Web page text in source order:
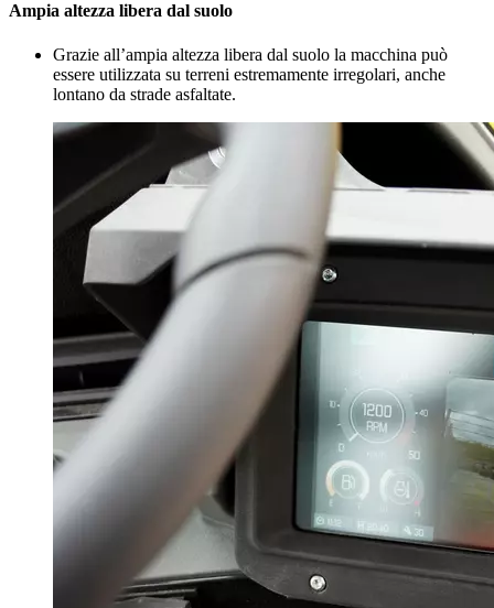
Ampia altezza libera dal suolo
Grazie all’ampia altezza libera dal suolo la macchina può
essere utilizzata su terreni estremamente irregolari, anche
lontano da strade asfaltate.